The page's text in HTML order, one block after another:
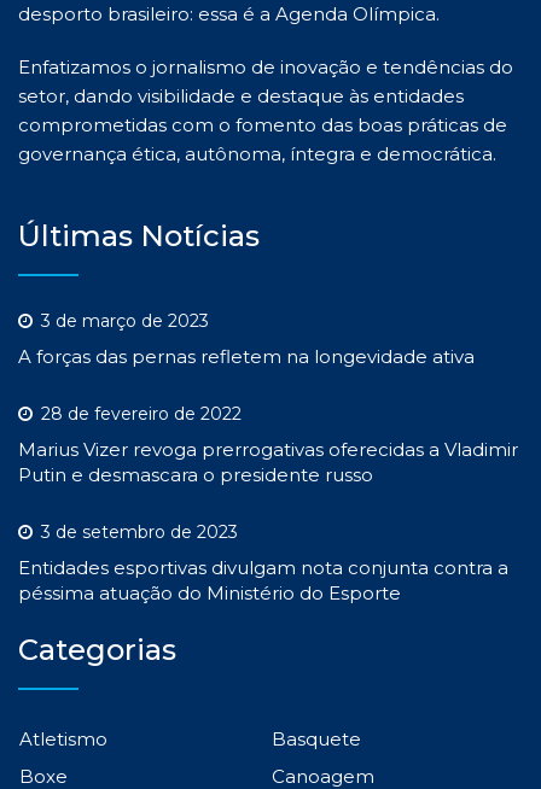
desporto brasileiro: essa é a Agenda Olímpica.
Enfatizamos o jornalismo de inovação e tendências do
setor, dando visibilidade e destaque às entidades
comprometidas com o fomento das boas práticas de
governança ética, autônoma, íntegra e democrática.
Últimas Notícias
3 de março de 2023
A forças das pernas refletem na longevidade ativa
28 de fevereiro de 2022
Marius Vizer revoga prerrogativas oferecidas a Vladimir
Putin e desmascara o presidente russo
3 de setembro de 2023
Entidades esportivas divulgam nota conjunta contra a
péssima atuação do Ministério do Esporte
Categorias
Atletismo
Basquete
Boxe
Canoagem